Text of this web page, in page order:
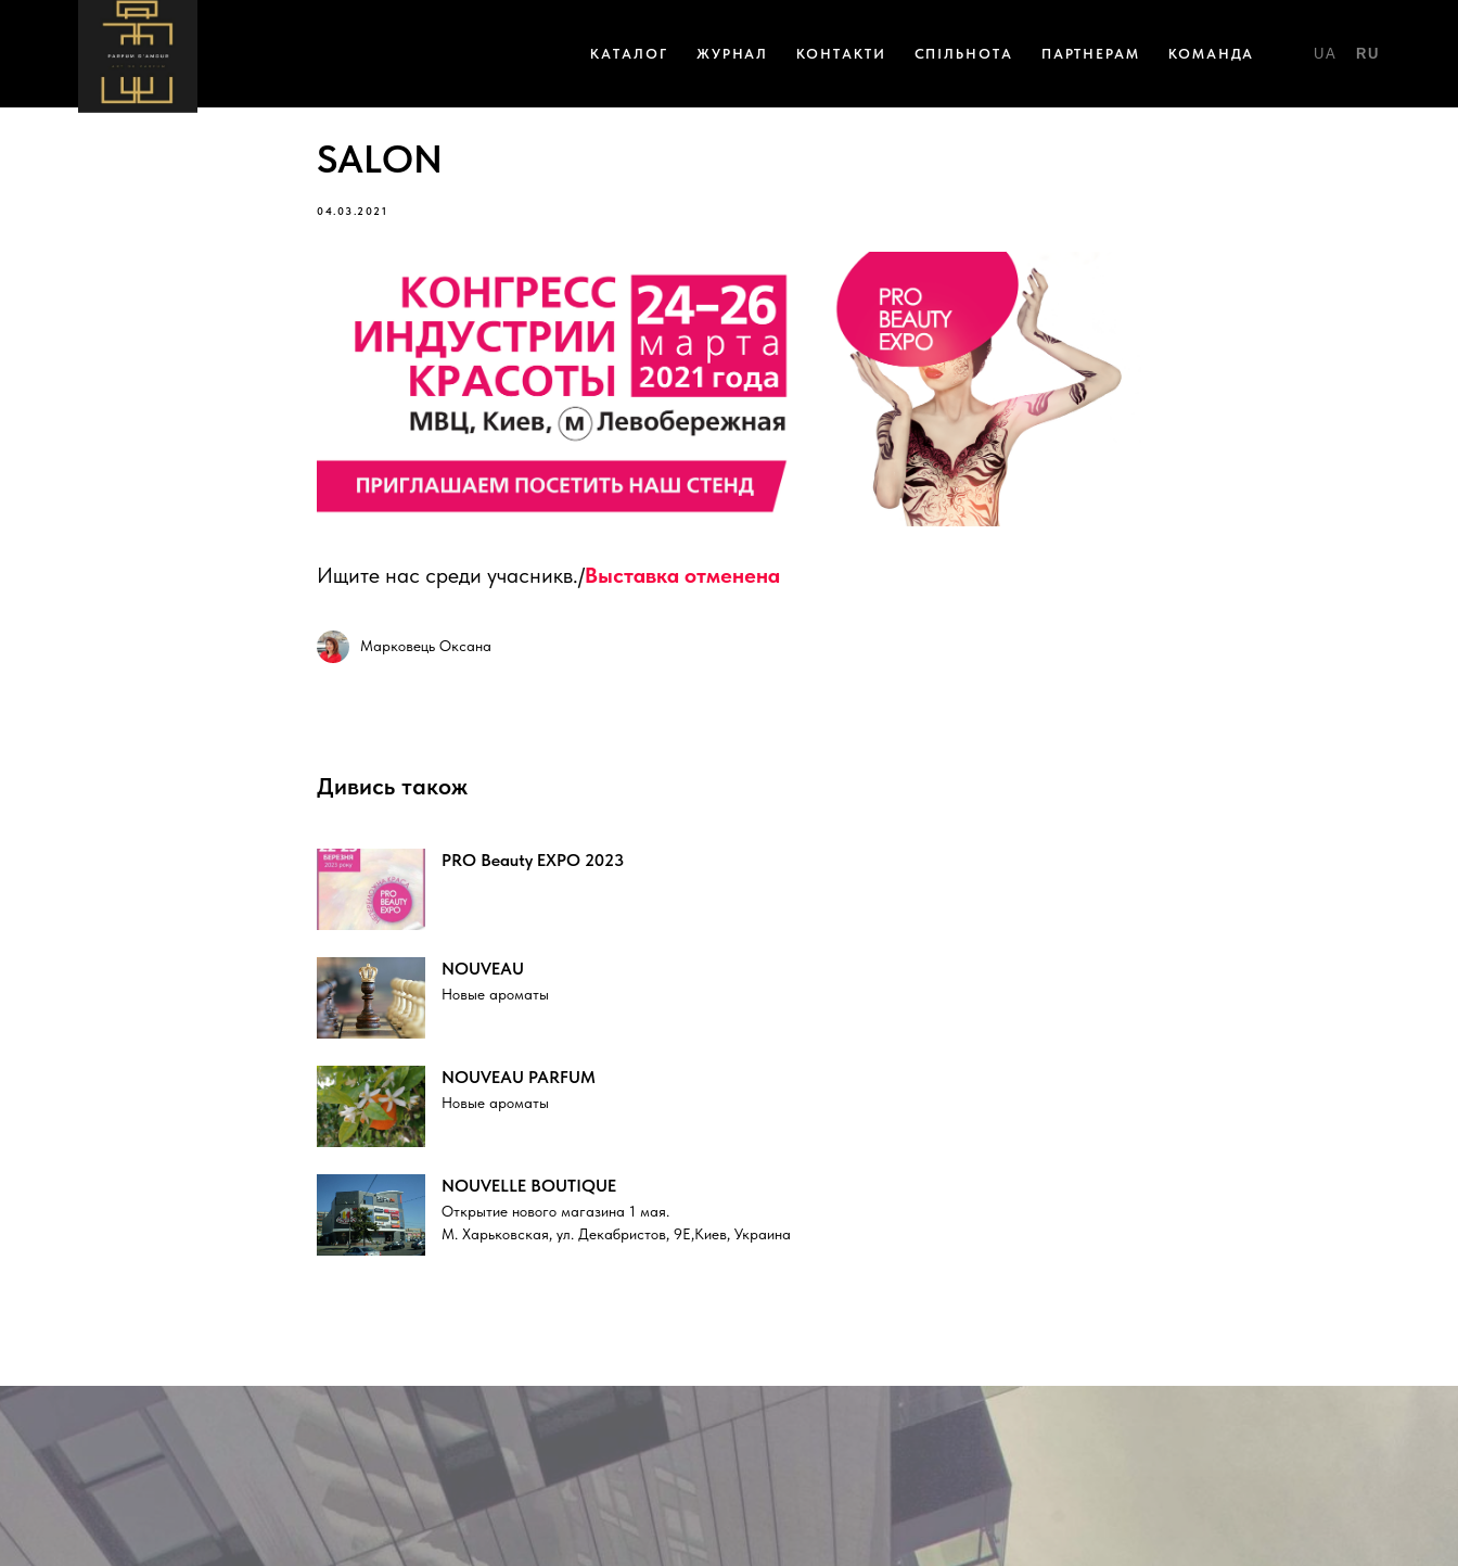
КАТАЛОГ ЖУРНАЛ КОНТАКТИ СПІЛЬНОТА ПАРТНЕРАМ КОМАНДА UA RU
SALON
04.03.2021
Ищите нас среди учасникв./Выставка отменена
Марковець Оксана
Дивись також
PRO Beauty EXPO 2023
NOUVEAU
Новые ароматы
NOUVEAU PARFUM
Новые ароматы
NOUVELLE BOUTIQUE
Открытие нового магазина 1 мая.
M. Харьковская, ул. Декабристов, 9Е,Киев, Украина